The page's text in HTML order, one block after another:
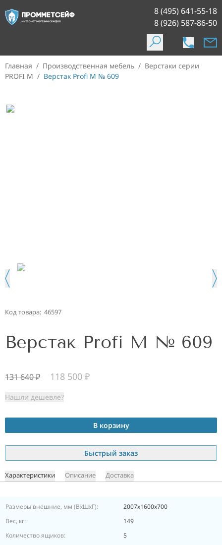
8 (495) 641-55-18
8 (926) 587-86-50
Главная / Производственная мебель / Верстаки серии
PROFI M / Верстак Profi M № 609
Код товара: 46597
Верстак Profi M № 609
131 640₽ 118 500 ₽
Нашли дешевле?
В корзину
Быстрый заказ
Характеристики Описание Доставка
Размеры внешние, мм (ВхШхГ):
2007x1600x700
Вес, кг:
149
Количество ящиков:
5